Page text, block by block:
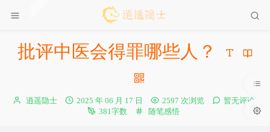
批评中医会得罪哪些人？
博
逍遥隐士
发
2025 年 06 月 17 日 2597 次浏览
暂无评论
381字数
分
随笔感悟